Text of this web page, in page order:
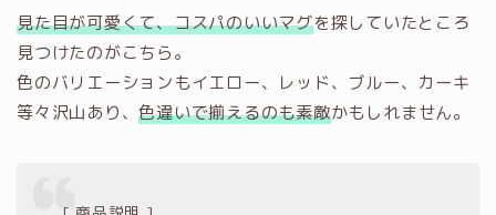
見た目が可愛くて、コスパのいいマグを探していたところ
見つけたのがこちら。
色のバリエーションもイエロー、レッド、ブルー、カーキ
等々沢山あり、色違いで揃えるのも素敵かもしれません。